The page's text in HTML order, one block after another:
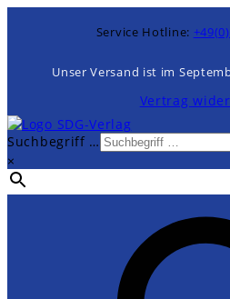
Service Hotline:
Unser Versand ist im
Vertrag
Suchbegriff …
×